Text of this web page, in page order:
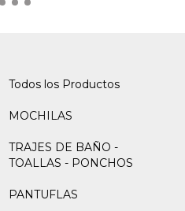
Todos los Productos
MOCHILAS
TRAJES DE BAÑO -
TOALLAS - PONCHOS
PANTUFLAS